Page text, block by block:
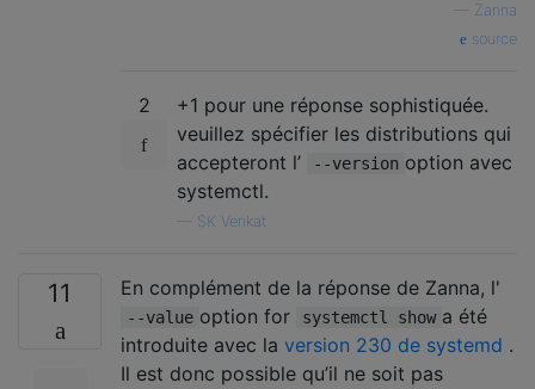
Zanna
source
2
+1 pour une réponse sophistiquée.
veuillez spécifier les distributions qui
accepteront l’
--version option avec
systemctl.
SK Venkat
11 En complément de la réponse de Zanna, l'
--value option for systemctl show a été
introduite avec la version 230 de systemd .
Il est donc possible qu’il ne soit pas